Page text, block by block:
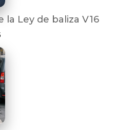
la Ley de baliza V16